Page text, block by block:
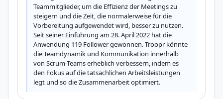
Teammitglieder, um die Effizienz der Meetings zu
steigern und die Zeit, die normalerweise für die
Vorbereitung aufgewendet wird, besser zu nutzen.
Seit seiner Einführung am 28. April 2022 hat die
Anwendung 119 Follower gewonnen. Troopr könnte
die Teamdynamik und Kommunikation innerhalb
von Scrum-Teams erheblich verbessern, indem es
den Fokus auf die tatsächlichen Arbeitsleistungen
legt und so die Zusammenarbeit optimiert.